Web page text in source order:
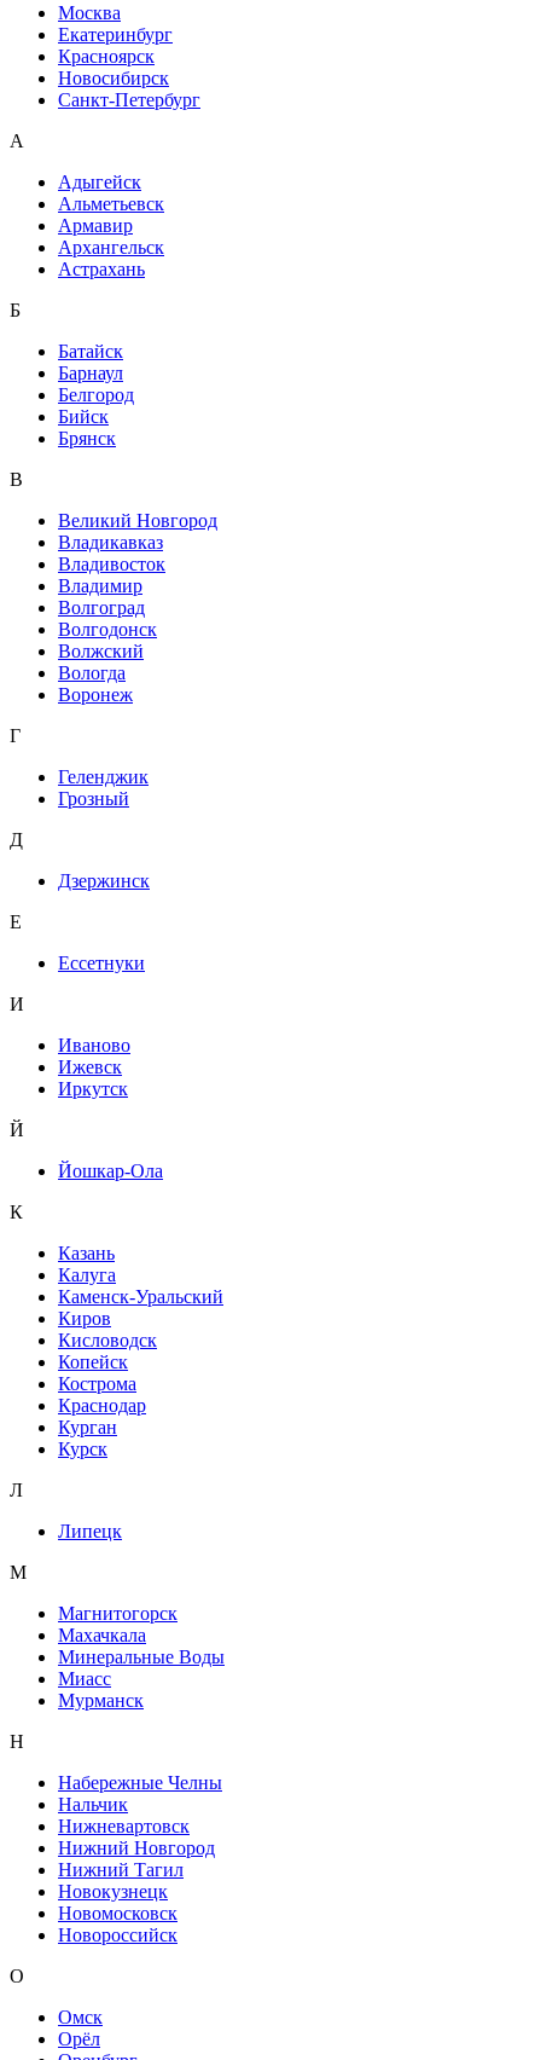
Москва
Екатеринбург
Красноярск
Новосибирск
Санкт-Петербург
А
Адыгейск
Альметьевск
Армавир
Архангельск
Астрахань
Б
Батайск
Барнаул
Белгород
Бийск
Брянск
В
Великий Новгород
Владикавказ
Владивосток
Владимир
Волгоград
Волгодонск
Волжский
Вологда
Воронеж
Г
Геленджик
Грозный
Д
Дзержинск
Е
Ессетнуки
И
Иваново
Ижевск
Иркутск
Й
Йошкар-Ола
К
Казань
Калуга
Каменск-Уральский
Киров
Кисловодск
Копейск
Кострома
Краснодар
Курган
Курск
Л
Липецк
М
Магнитогорск
Махачкала
Минеральные Воды
Миасс
Мурманск
Н
Набережные Челны
Нальчик
Нижневартовск
Нижний Новгород
Нижний Тагил
Новокузнецк
Новомосковск
Новороссийск
О
Омск
Орёл